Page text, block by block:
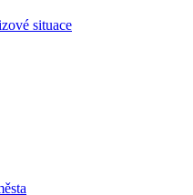
situace